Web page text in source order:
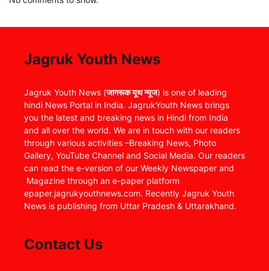
Jagruk Youth News
Jagruk Youth News (जागरूक यूथ न्यूज) is one of leading
hindi News Portal in India. JagrukYouth News brings
you the latest and breaking news in Hindi from India
and all over the world. We are in touch with our readers
through various activities –Breaking News, Photo
Gallery, YouTube Channel and Social Media. Our readers
can read the e-version of our Weekly Newspaper and
Magazine through an e-paper platform
epaper.jagrukyouthnews.com. Recently Jagruk Youth
News is publishing from Uttar Pradesh & Uttarakhand.
Contact Us